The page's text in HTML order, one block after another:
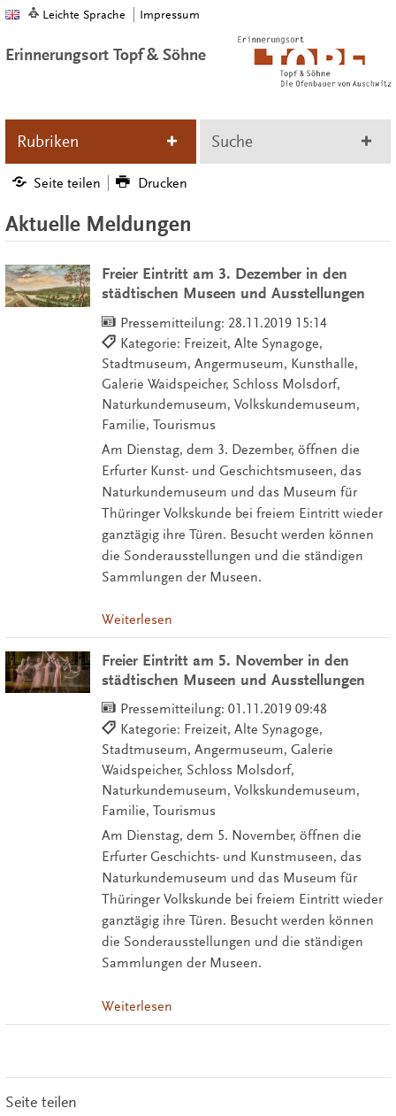
Leichte Sprache Impressum
Erinnerungsort Topf & Söhne
Rubriken Suche
Seite teilen Drucken
Aktuelle Meldungen
Freier Eintritt am 3. Dezember in den
städtischen Museen und Ausstellungen
Pressemitteilung: 28.11.2019 15:14
Kategorie: Freizeit, Alte Synagoge,
Stadtmuseum, Angermuseum, Kunsthalle,
Galerie Waidspeicher, Schloss Molsdorf,
Naturkundemuseum, Volkskundemuseum,
Familie, Tourismus
Am Dienstag, dem 3. Dezember, öffnen die
Erfurter Kunst- und Geschichtsmuseen, das
Naturkundemuseum und das Museum für
Thüringer Volkskunde bei freiem Eintritt wieder
ganztägig ihre Türen. Besucht werden können
die Sonderausstellungen und die ständigen
Sammlungen der Museen.
Weiterlesen
Freier Eintritt am 5. November in den
städtischen Museen und Ausstellungen
Pressemitteilung: 01.11.2019 09:48
Kategorie: Freizeit, Alte Synagoge,
Stadtmuseum, Angermuseum, Galerie
Waidspeicher, Schloss Molsdorf,
Naturkundemuseum, Volkskundemuseum,
Familie, Tourismus
Am Dienstag, dem 5. November, öffnen die
Erfurter Geschichts- und Kunstmuseen, das
Naturkundemuseum und das Museum für
Thüringer Volkskunde bei freiem Eintritt wieder
ganztägig ihre Türen. Besucht werden können
die Sonderausstellungen und die ständigen
Sammlungen der Museen.
Weiterlesen
Seite teilen